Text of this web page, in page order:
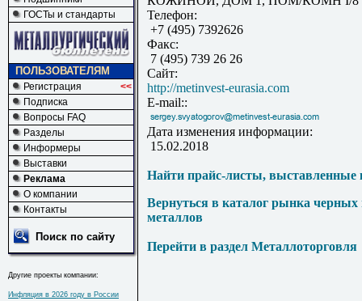
ГОСТы и стандарты
ПОЛЬЗОВАТЕЛЯМ
Регистрация
<<
Подписка
Вопросы FAQ
Разделы
Информеры
Выставки
Реклама
О компании
Контакты
Поиск по сайту
Другие проекты компании:
Инфляция в 2026 году в России
Телефон:
+7 (495) 7392626
Факс:
7 (495) 739 26 26
Сайт:
http://metinvest-eurasia.com
E-mail::
Дата изменения информации:
15.02.2018
Найти прайс-листы, выставленные
Вернуться в каталог рынка
металлов
Перейти в раздел Металлоторговля